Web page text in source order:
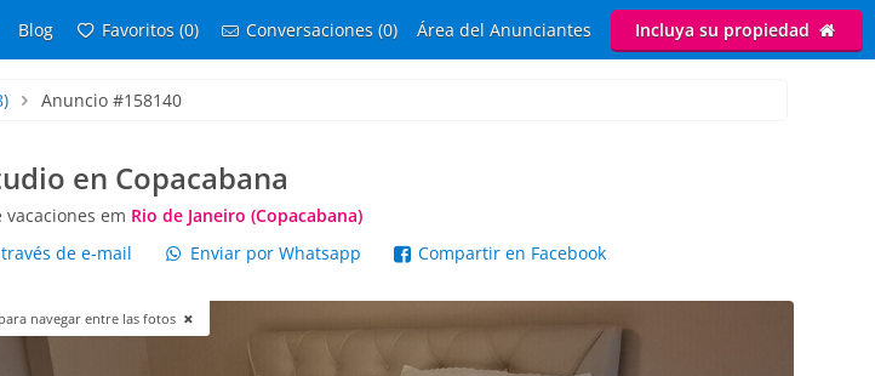
Blog Favoritos (0) Conversaciones (0) Área del Anunciantes Incluya su propiedad
Anuncio #158140
en Copacabana
em Rio de Janeiro (Copacabana)
de e-mail Enviar por Whatsapp Compartir en Facebook
navegar entre las fotos